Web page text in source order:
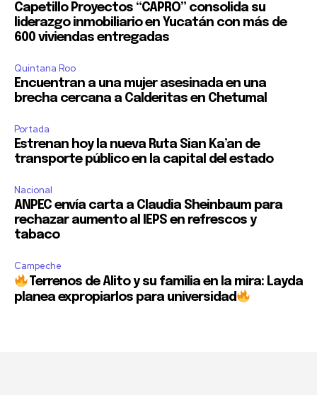
Capetillo Proyectos “CAPRO” consolida su
liderazgo inmobiliario en Yucatán con más de
600 viviendas entregadas
Quintana Roo
Encuentran a una mujer asesinada en una
brecha cercana a Calderitas en Chetumal
Portada
Estrenan hoy la nueva Ruta Sian Ka’an de
transporte público en la capital del estado
Nacional
ANPEC envía carta a Claudia Sheinbaum para
rechazar aumento al IEPS en refrescos y
tabaco
Campeche
Terrenos de Alito y su familia en la mira: Layda
planea expropiarlos para universidad